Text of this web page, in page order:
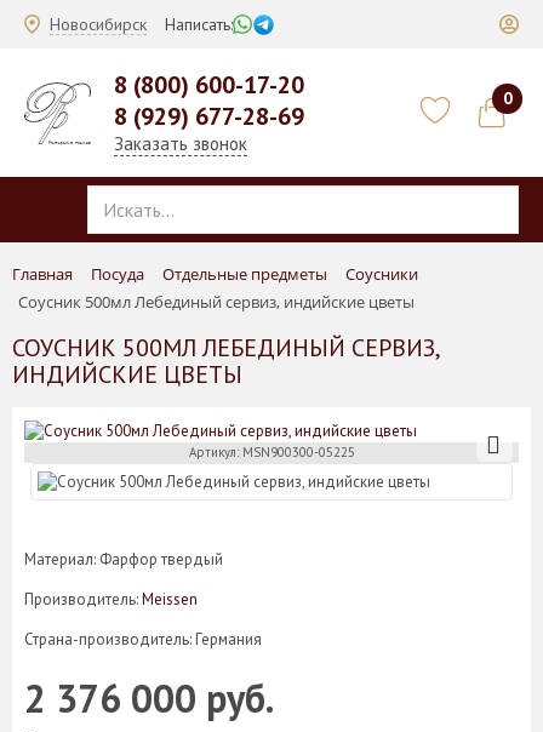
Новосибирск Написать:
8 (800) 600-17-20
8 (929) 677-28-69
Заказать звонок
0
Главная Посуда Отдельные предметы
Соусники
Соусник 500мл Лебединый сервиз, индийские цветы
СОУСНИК 500МЛ ЛЕБЕДИНЫЙ СЕРВИЗ,
ИНДИЙСКИЕ ЦВЕТЫ
Артикул: MSN900300-05225
Материал: Фарфор твердый
Производитель:Meissen
Страна-производитель: Германия
2 376 000 руб.